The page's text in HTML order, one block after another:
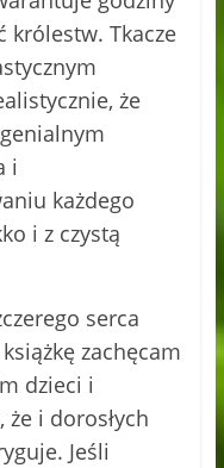
królestw. Tkacze
że
i
każdego
i z czystą
serca
zachęcam
dzieci i
że i dorosłych
Jeśli